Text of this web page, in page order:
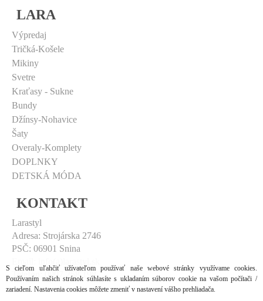
S cieľom uľahčiť užívateľom používať naše webové stránky využívame cookies.
Používaním našich stránok súhlasíte s ukladaním súborov cookie na vašom počítači /
zariadení. Nastavenia cookies môžete zmeniť v nastavení vášho prehliadača.
LARA
Výpredaj
Tričká-Košele
Mikiny
Svetre
Kraťasy - Sukne
Bundy
Džínsy-Nohavice
Šaty
Overaly-Komplety
DOPLNKY
DETSKÁ MÓDA
KONTAKT
Larastyl
Adresa: Strojárska 2746
PSČ: 06901 Snina
Telefón:
0907 258 198